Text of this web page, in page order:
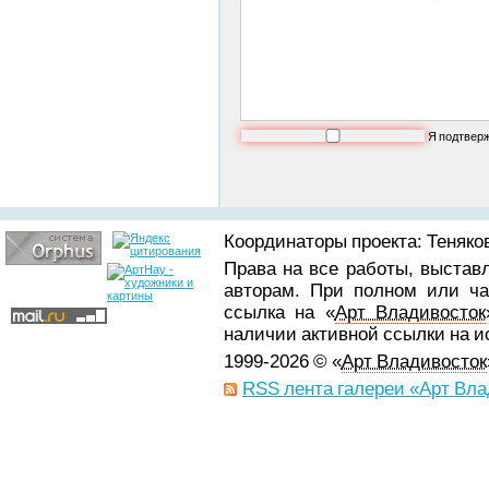
Я
Координаторы проекта:
Права на все работы,
авторам. При полном или
ссылка на «Арт Владивосток
наличии активной ссылки на
1999-2026 © «Арт Владивосток
RSS лента галереи «Арт